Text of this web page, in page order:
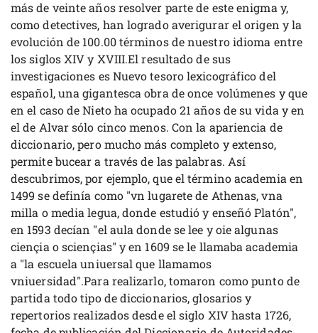
más de veinte años resolver parte de este enigma y,
como detectives, han logrado averigurar el origen y la
evolución de 100.00 términos de nuestro idioma entre
los siglos XIV y XVIII.El resultado de sus
investigaciones es Nuevo tesoro lexicográfico del
español, una gigantesca obra de once volúmenes y que
en el caso de Nieto ha ocupado 21 años de su vida y en
el de Alvar sólo cinco menos. Con la apariencia de
diccionario, pero mucho más completo y extenso,
permite bucear a través de las palabras. Así
descubrimos, por ejemplo, que el término academia en
1499 se definía como "vn lugarete de Athenas, vna
milla o media legua, donde estudió y enseñó Platón",
en 1593 decían "el aula donde se lee y oie algunas
ciençia o sciençias" y en 1609 se le llamaba academia
a "la escuela uniuersal que llamamos
vniuersidad".Para realizarlo, tomaron como punto de
partida todo tipo de diccionarios, glosarios y
repertorios realizados desde el siglo XIV hasta 1726,